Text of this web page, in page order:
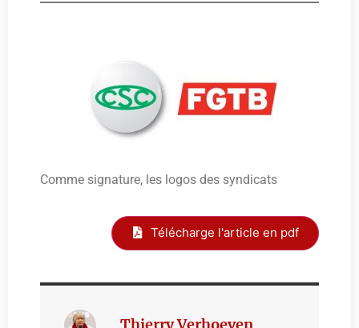
Comme signature, les logos des syndicats
Télécharge l'article en pdf